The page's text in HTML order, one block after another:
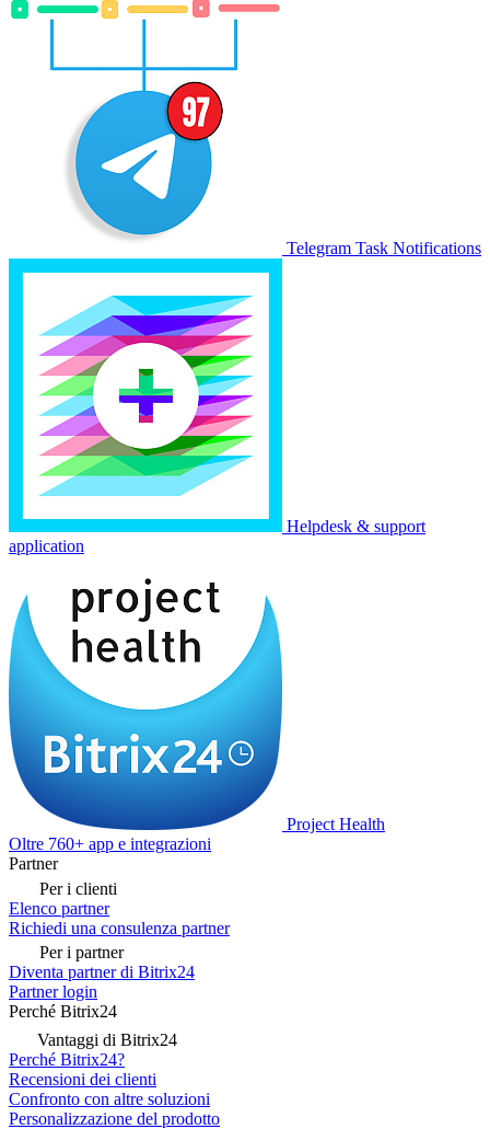
Telegram Task Notifications
Helpdesk & support
application
Project Health
Oltre 760+ app e integrazioni
Partner
Per i clienti
Elenco partner
Richiedi una consulenza partner
Per i partner
Diventa partner di Bitrix24
Partner login
Perché Bitrix24
Vantaggi di Bitrix24
Perché Bitrix24?
Recensioni dei clienti
Confronto con altre soluzioni
Personalizzazione del prodotto